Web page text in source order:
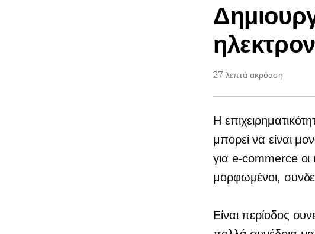
27 λεπτά ακρόαση
Η
μπορεί να είναι
για e-commerceοι
μορφωμένοι,
Είναι περίοδος